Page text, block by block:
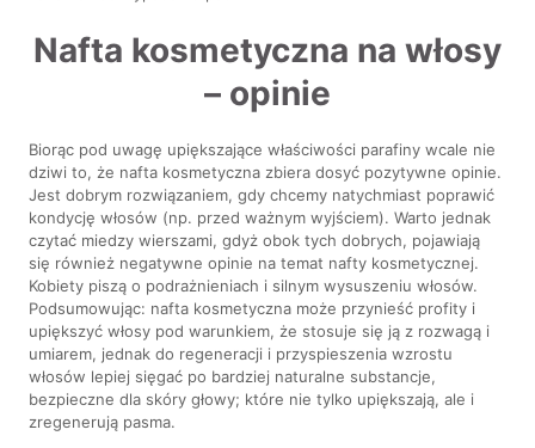
Nafta kosmetyczna na włosy
– opinie
Biorąc pod uwagę upiększające właściwości parafiny wcale nie
dziwi to, że nafta kosmetyczna zbiera dosyć pozytywne opinie.
Jest dobrym rozwiązaniem, gdy chcemy natychmiast poprawić
kondycję włosów (np. przed ważnym wyjściem). Warto jednak
czytać miedzy wierszami, gdyż obok tych dobrych, pojawiają
się również negatywne opinie na temat nafty kosmetycznej.
Kobiety piszą o podrażnieniach i silnym wysuszeniu włosów.
Podsumowując: nafta kosmetyczna może przynieść profity i
upiększyć włosy pod warunkiem, że stosuje się ją z rozwagą i
umiarem, jednak do regeneracji i przyspieszenia wzrostu
włosów lepiej sięgać po bardziej naturalne substancje,
bezpieczne dla skóry głowy; które nie tylko upiększają, ale i
zregenerują pasma.